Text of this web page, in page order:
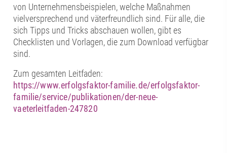
von Unternehmensbeispielen, welche Maßnahmen
vielversprechend und väterfreundlich sind. Für alle, die
sich Tipps und Tricks abschauen wollen, gibt es
Checklisten und Vorlagen, die zum Download verfügbar
sind.
Zum gesamten Leitfaden:
https://www.erfolgsfaktor-familie.de/erfolgsfaktor-
familie/service/publikationen/der-neue-
vaeterleitfaden-247820